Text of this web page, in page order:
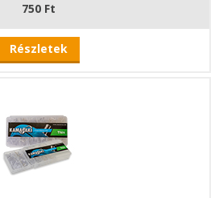
750 Ft
Részletek